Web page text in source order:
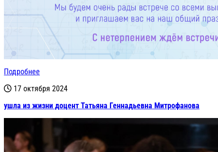
Подробнее
17 октября 2024
ушла из жизни доцент Татьяна Геннадьевна Митрофанова